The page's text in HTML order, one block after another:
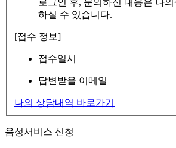
로그인 후, 문의하신 내용은 나
하실 수 있습니다.
[접수 정보]
접수일시
답변받을 이메일
나의 상담내역 바로가기
음성서비스 신청